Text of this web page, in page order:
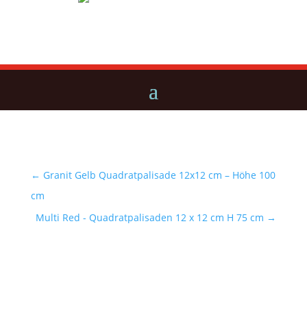
← Granit Gelb Quadratpalisade 12x12 cm – Höhe 100
cm
Multi Red - Quadratpalisaden 12 x 12 cm H 75 cm →